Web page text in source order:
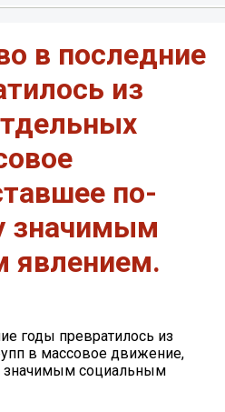
в последние
из
по-
значимым
явлением.
годы превратилось из
в массовое движение,
значимым социальным